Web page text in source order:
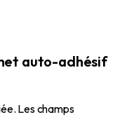
auto-adhésif
Les champs